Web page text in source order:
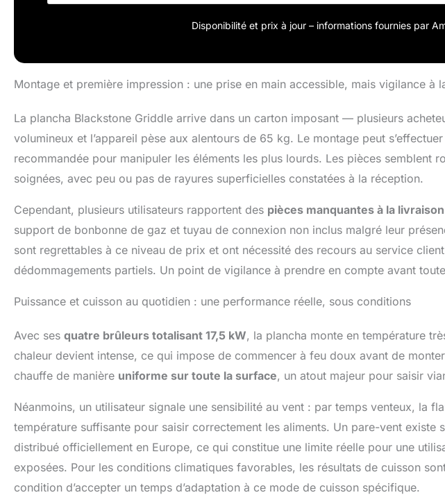
Disponibilité et prix à jour – informations fournies par
Montage et première impression : une prise en main accessible, mais vigilance à
La plancha Blackstone Griddle arrive dans un carton imposant — plusieurs
volumineux et l’appareil pèse aux alentours de 65 kg. Le montage peut
recommandée pour manipuler les éléments les plus lourds. Les pièces semblent
soignées, avec peu ou pas de rayures superficielles constatées à la réception.
Cependant, plusieurs utilisateurs rapportent des pièces manquantes à la livraison
support de bonbonne de gaz et tuyau de connexion non inclus malgré leur
sont regrettables à ce niveau de prix et ont nécessité des recours au service
dédommagements partiels. Un point de vigilance à prendre en compte avant
Puissance et cuisson au quotidien : une performance réelle, sous conditions
Avec ses quatre brûleurs totalisant 17,5 kW, la plancha monte en température
chaleur devient intense, ce qui impose de commencer à feu doux avant de
chauffe de manière uniforme sur toute la surface, un atout majeur pour saisir
Néanmoins, un utilisateur signale une sensibilité au vent : par temps venteux, la
température suffisante pour saisir correctement les aliments. Un pare-vent existe
distribué officiellement en Europe, ce qui constitue une limite réelle pour une
exposées. Pour les conditions climatiques favorables, les résultats de cuisson
condition d’accepter un temps d’adaptation à ce mode de cuisson spécifique.